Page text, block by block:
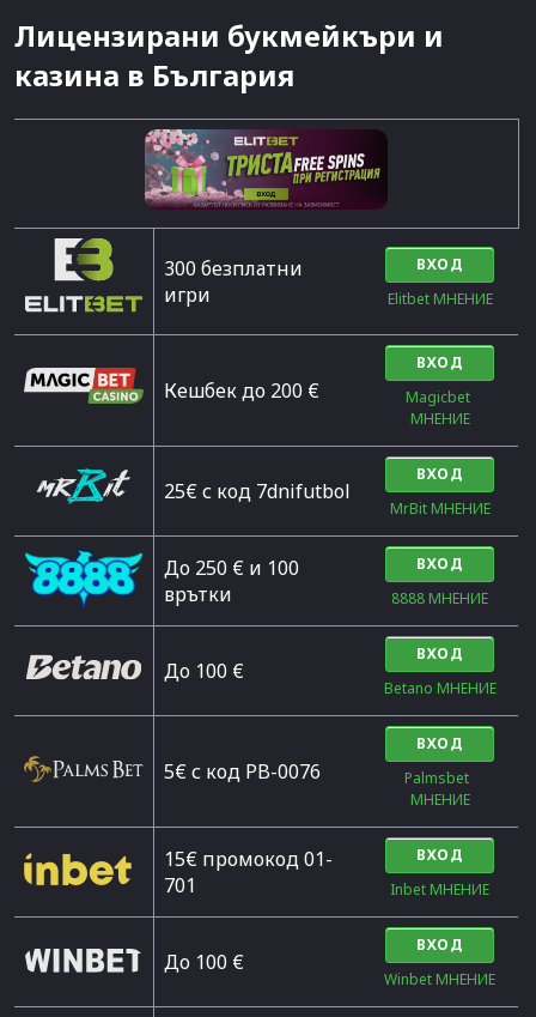
Лицензирани букмейкъри и
казина в България
300 безплатни
игри
ВХОД
Elitbet МНЕНИЕ
Кешбек до 200 €
ВХОД
Magicbet
МНЕНИЕ
25€ с код 7dnifutbol
ВХОД
MrBit МНЕНИЕ
До 250 € и 100
врътки
ВХОД
8888 МНЕНИЕ
Дo 100 €
ВХОД
Betano МНЕНИЕ
5€ с код PB-0076
ВХОД
Palmsbet
МНЕНИЕ
15€ промокод 01-
701
ВХОД
Inbet МНЕНИЕ
До 100 €
ВХОД
Winbet МНЕНИЕ